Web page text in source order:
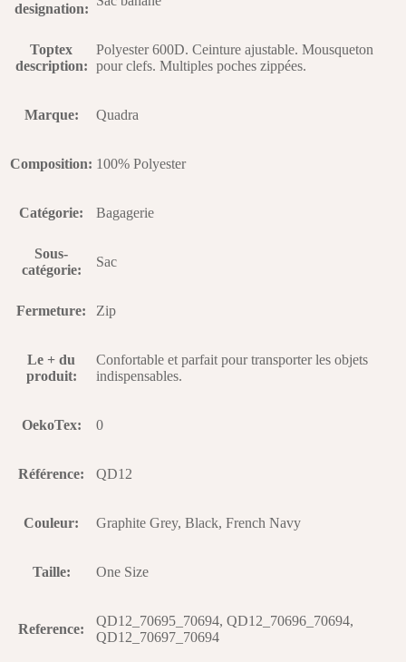
designation:
Toptex
description:
Polyester 600D. Ceinture ajustable. Mousqueton
pour clefs. Multiples poches zippées.
Marque: Quadra
Composition: 100% Polyester
Catégorie: Bagagerie
Sous-
catégorie:
Sac
Fermeture: Zip
Le + du
produit:
Confortable et parfait pour transporter les objets
indispensables.
OekoTex: 0
Référence: QD12
Couleur: Graphite Grey, Black, French Navy
Taille: One Size
Reference:
QD12_70695_70694, QD12_70696_70694,
QD12_70697_70694